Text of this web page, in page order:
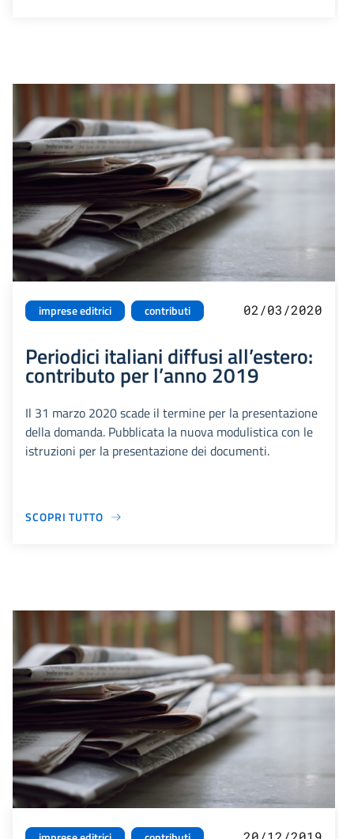
imprese editrici contributi 02/03/2020
Periodici italiani diffusi all’estero:
contributo per l’anno 2019
Il 31 marzo 2020 scade il termine per la presentazione
della domanda. Pubblicata la nuova modulistica con le
istruzioni per la presentazione dei documenti.
SCOPRI TUTTO